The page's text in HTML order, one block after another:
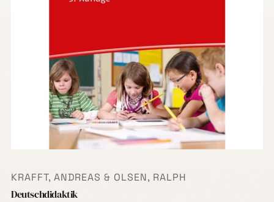
KRAFFT, ANDREAS & OLSEN, RALPH
Deutschdidaktik